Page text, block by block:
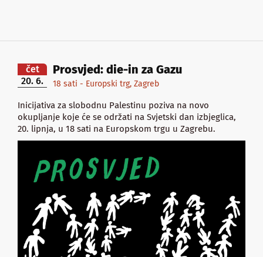
čet
20. 6.
Prosvjed: die-in za Gazu
18 sati - Europski trg, Zagreb
Inicijativa za slobodnu Palestinu poziva na novo
okupljanje koje će se održati na Svjetski dan izbjeglica,
20. lipnja, u 18 sati na Europskom trgu u Zagrebu.